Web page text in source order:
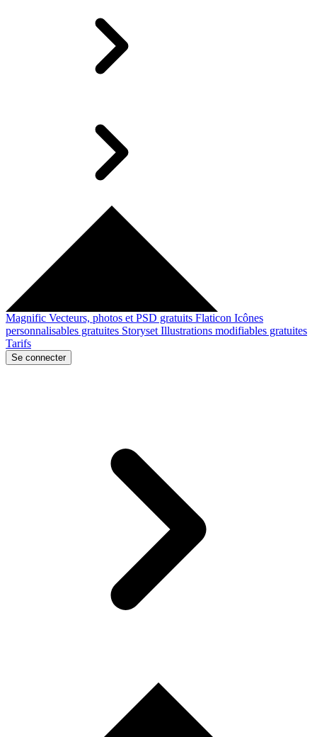
Magnific Vecteurs, photos et PSD gratuits Flaticon Icônes
personnalisables gratuites Storyset Illustrations modifiables gratuites
Tarifs
Se connecter